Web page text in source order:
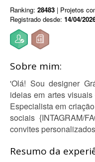
Ranking: 28483 | Projetos
Registrado desde: 14/04/
Sobre mim:
'Olá! Sou designer
ideias em artes
Especialista em
sociais {INTAGRAM/
convites
Resumo da